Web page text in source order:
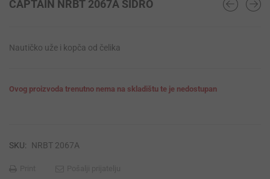
CAPTAIN NRBT 2067A SIDRO
Nautičko uže i kopča od čelika
Ovog proizvoda trenutno nema na skladištu te je nedostupan
SKU: NRBT 2067A